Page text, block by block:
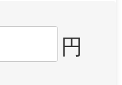
円